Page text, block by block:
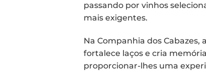
passando por vinhos
mais exigentes.
Na Companhia dos
fortalece laços e cria
proporcionar-lhes uma